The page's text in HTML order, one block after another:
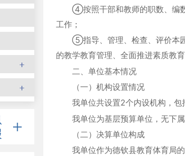
④按照干部和教师的职数、编
工作；
⑤指导、管理、检查、评价本
的教学教育管理、全面推进素质教育
二、单位基本情况
（一）机构设置情况
我单位共设置2个内设机构，包
我单位为基层预算单位，无下属
（二）决算单位构成
我单位作为德钦县教育体育局